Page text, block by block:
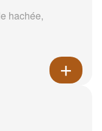
hachée,